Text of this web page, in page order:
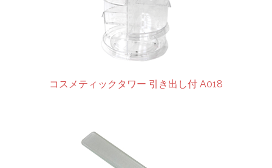
コスメティックタワー 引き出し付 A018